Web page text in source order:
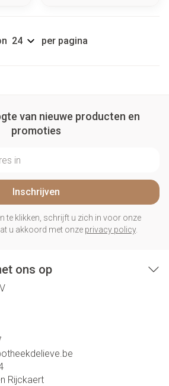
per pagina
van nieuwe producten en
promoties
Inschrijven
te klikken, schrijft u zich in voor onze
u akkoord met onze privacy policy.
ons op
Rijckaert